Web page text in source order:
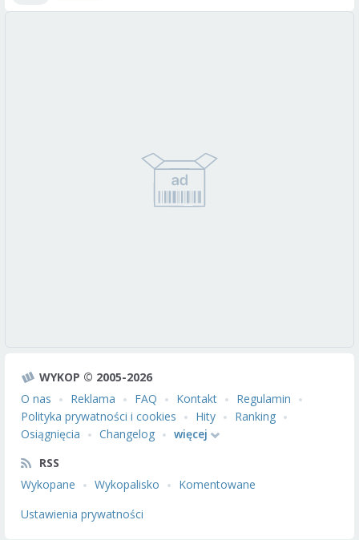
WYKOP © 2005-2026
O nas
Reklama FAQ Kontakt
Regulamin
Polityka prywatności i cookies
Hity
Ranking
Osiągnięcia
Changelog
więcej
RSS
Wykopane
Wykopalisko
Komentowane
Ustawienia prywatności